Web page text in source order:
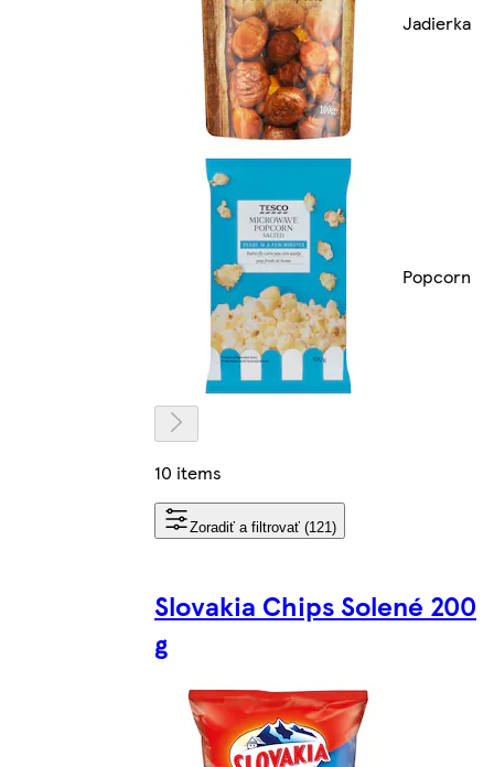
Jadierka
Popcorn
10 items
Zoradiť a filtrovať (121)
Slovakia Chips Solené 200
g